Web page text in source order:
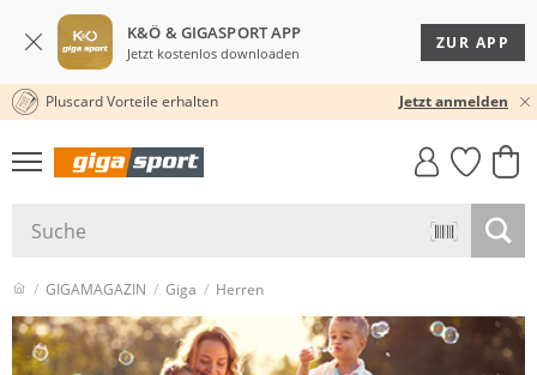
K&Ö & GIGASPORT APP
Jetzt kostenlos downloaden
ZUR APP
KOSTENLOSER VERSAND* & RÜCKVERSAND
Pluscard Vorteile erhalten Jetzt anmelden
GIGASTYLE
FAHRRAD­
MUST-HAVE
GIGAMAGAZIN Giga Herren